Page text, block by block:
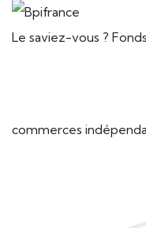
Le saviez-vous ?
commerces